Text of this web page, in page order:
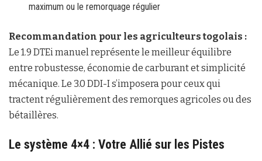
maximum ou le remorquage régulier
Recommandation pour les agriculteurs togolais :
Le 1.9 DTEi manuel représente le meilleur équilibre
entre robustesse, économie de carburant et simplicité
mécanique. Le 3.0 DDI-I s’imposera pour ceux qui
tractent régulièrement des remorques agricoles ou des
bétaillères.
Le système 4×4 : Votre Allié sur les Pistes